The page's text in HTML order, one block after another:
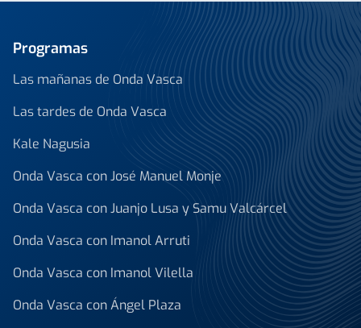
Programas
Las mañanas de Onda Vasca
Las tardes de Onda Vasca
Kale Nagusia
Onda Vasca con José Manuel Monje
Onda Vasca con Juanjo Lusa y Samu Valcárcel
Onda Vasca con Imanol Arruti
Onda Vasca con Imanol Vilella
Onda Vasca con Ángel Plaza